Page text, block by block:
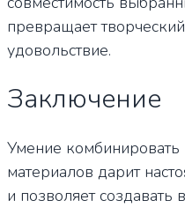
превращает
удовольствие.
Заключение
Умение
материалов дарит
и позволяет